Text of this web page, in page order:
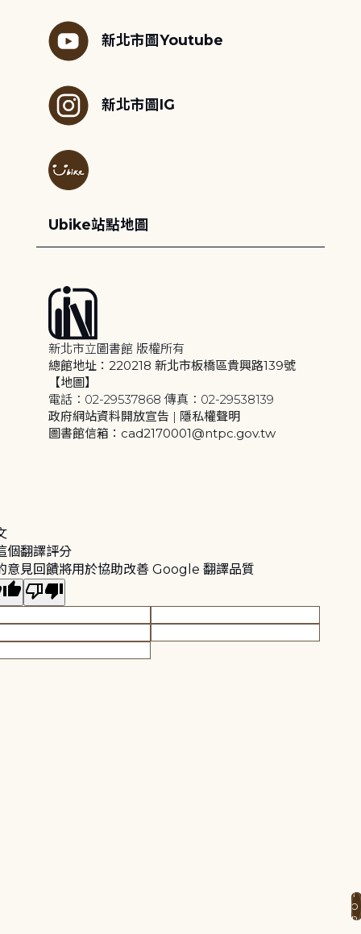
新北市圖Youtube
新北市圖IG
Ubike站點地圖
新北市立圖書館 版權所有
總館地址：220218 新北市板橋區貴興路139號
【地圖】
電話：02-29537868 傳真：02-29538139
政府網站資料開放宣告 | 隱私權聲明
圖書館信箱：cad2170001@ntpc.gov.tw
個翻譯評分
意見回饋將用於協助改善 Google 翻譯品質